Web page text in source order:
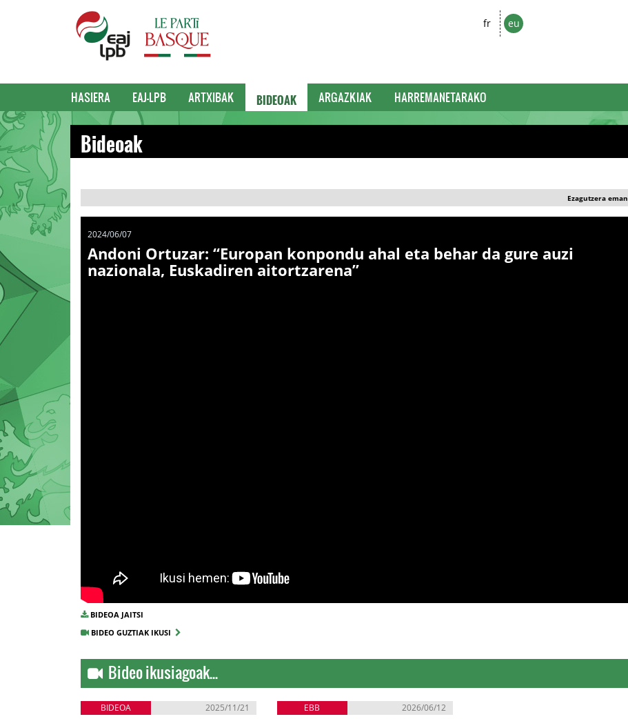
fr eu
HASIERA EAJ-LPB ARTXIBAK BIDEOAK ARGAZKIAK HARREMANETARAKO
Bideoak
Ezagutzera eman
2024/06/07
Andoni Ortuzar: “Europan konpondu ahal eta behar da gure auzi
nazionala, Euskadiren aitortzarena”
BIDEOA JAITSI
BIDEO GUZTIAK IKUSI
Bideo ikusiagoak...
BIDEOA 2025/11/21 EBB 2026/06/12